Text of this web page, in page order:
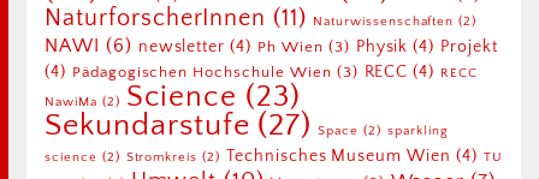
NaturforscherInnen (11) Naturwissenschaften (2)
NAWI (6) newsletter (4) Ph Wien (3) Physik (4) Projekt
(4) Pädagogischen Hochschule Wien (3) RECC (4) RECC
NawiMa (2) Science (23)
Sekundarstufe (27) Space (2) sparkling
science (2) Stromkreis (2) Technisches Museum Wien (4) TU